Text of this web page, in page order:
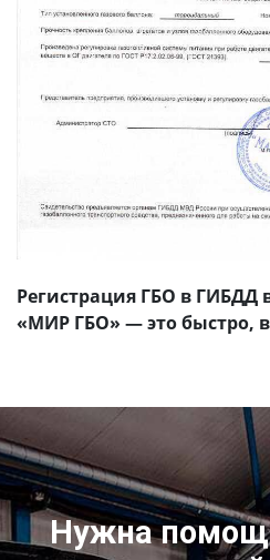
Регистрация ГБО в ГИБДД
«МИР ГБО» — это быстро,
Нужна